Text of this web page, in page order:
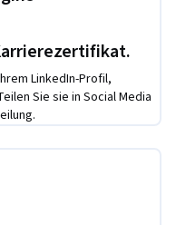
Engineer practice
exam (Can
hands-on labs
LinkedIn-Profil,
Sie sie in Social Media